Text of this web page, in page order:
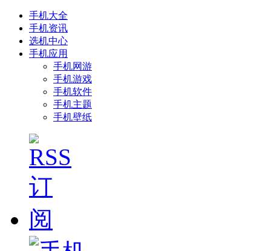
手机大全
手机资讯
选机中心
手机应用
手机网游
手机游戏
手机软件
手机主题
手机壁纸